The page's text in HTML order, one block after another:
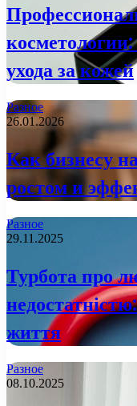
ухода за кожей
Разное
26.01.2026
Как бизнесу
ростом и
Разное
29.11.2025
Турбота про
життя
Разное
08.10.2025